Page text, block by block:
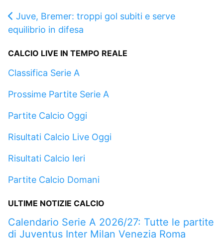
Juve, Bremer: troppi gol subiti e serve
equilibrio in difesa
CALCIO LIVE IN TEMPO REALE
Classifica Serie A
Prossime Partite Serie A
Partite Calcio Oggi
Risultati Calcio Live Oggi
Risultati Calcio Ieri
Partite Calcio Domani
ULTIME NOTIZIE CALCIO
Calendario Serie A 2026/27: Tutte le partite
di Juventus Inter Milan Venezia Roma